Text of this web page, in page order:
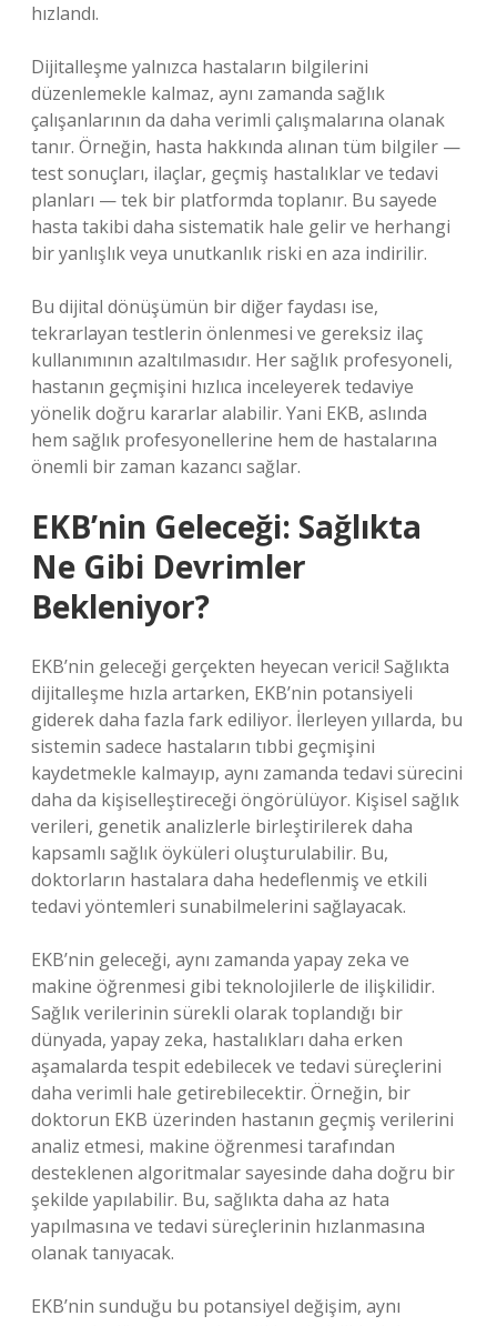
hızlandı.
Dijitalleşme yalnızca hastaların bilgilerini
düzenlemekle kalmaz, aynı zamanda sağlık
çalışanlarının da daha verimli çalışmalarına olanak
tanır. Örneğin, hasta hakkında alınan tüm bilgiler —
test sonuçları, ilaçlar, geçmiş hastalıklar ve tedavi
planları — tek bir platformda toplanır. Bu sayede
hasta takibi daha sistematik hale gelir ve herhangi
bir yanlışlık veya unutkanlık riski en aza indirilir.
Bu dijital dönüşümün bir diğer faydası ise,
tekrarlayan testlerin önlenmesi ve gereksiz ilaç
kullanımının azaltılmasıdır. Her sağlık profesyoneli,
hastanın geçmişini hızlıca inceleyerek tedaviye
yönelik doğru kararlar alabilir. Yani EKB, aslında
hem sağlık profesyonellerine hem de hastalarına
önemli bir zaman kazancı sağlar.
EKB’nin Geleceği: Sağlıkta
Ne Gibi Devrimler
Bekleniyor?
EKB’nin geleceği gerçekten heyecan verici! Sağlıkta
dijitalleşme hızla artarken, EKB’nin potansiyeli
giderek daha fazla fark ediliyor. İlerleyen yıllarda, bu
sistemin sadece hastaların tıbbi geçmişini
kaydetmekle kalmayıp, aynı zamanda tedavi sürecini
daha da kişiselleştireceği öngörülüyor. Kişisel sağlık
verileri, genetik analizlerle birleştirilerek daha
kapsamlı sağlık öyküleri oluşturulabilir. Bu,
doktorların hastalara daha hedeflenmiş ve etkili
tedavi yöntemleri sunabilmelerini sağlayacak.
EKB’nin geleceği, aynı zamanda yapay zeka ve
makine öğrenmesi gibi teknolojilerle de ilişkilidir.
Sağlık verilerinin sürekli olarak toplandığı bir
dünyada, yapay zeka, hastalıkları daha erken
aşamalarda tespit edebilecek ve tedavi süreçlerini
daha verimli hale getirebilecektir. Örneğin, bir
doktorun EKB üzerinden hastanın geçmiş verilerini
analiz etmesi, makine öğrenmesi tarafından
desteklenen algoritmalar sayesinde daha doğru bir
şekilde yapılabilir. Bu, sağlıkta daha az hata
yapılmasına ve tedavi süreçlerinin hızlanmasına
olanak tanıyacak.
EKB’nin sunduğu bu potansiyel değişim, aynı